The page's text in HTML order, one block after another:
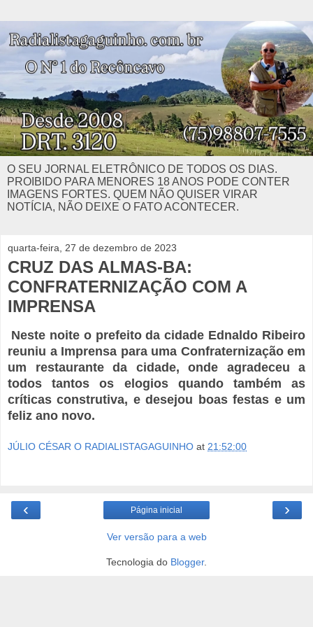
O SEU JORNAL ELETRÔNICO DE TODOS OS DIAS.
PROIBIDO PARA MENORES 18 ANOS PODE CONTER
IMAGENS FORTES. QUEM NÃO QUISER VIRAR
NOTÍCIA, NÃO DEIXE O FATO ACONTECER.
quarta-feira, 27 de dezembro de 2023
CRUZ DAS ALMAS-BA:
CONFRATERNIZAÇÃO COM A
IMPRENSA
Neste noite o prefeito da cidade Ednaldo Ribeiro
reuniu a Imprensa para uma Confraternização em
um restaurante da cidade, onde agradeceu a
todos tantos os elogios quando também as
críticas construtiva, e desejou boas festas e um
feliz ano novo.
JÚLIO CÉSAR O RADIALISTAGAGUINHO at 21:52:00
‹ ›
Página inicial
Ver versão para a web
Tecnologia do Blogger.